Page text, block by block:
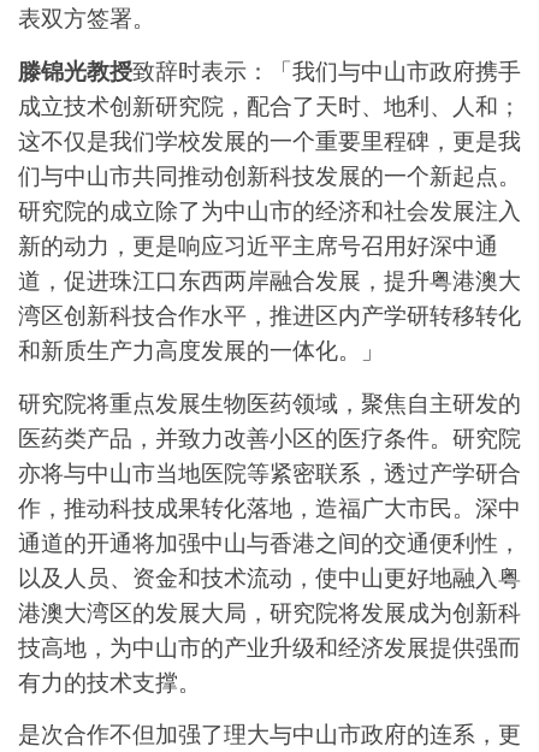
表双方签署。
滕锦光教授致辞时表示：「我们与中山市政府携手
成立技术创新研究院，配合了天时、地利、人和；
这不仅是我们学校发展的一个重要里程碑，更是我
们与中山市共同推动创新科技发展的一个新起点。
研究院的成立除了为中山市的经济和社会发展注入
新的动力，更是响应习近平主席号召用好深中通
道，促进珠江口东西两岸融合发展，提升粤港澳大
湾区创新科技合作水平，推进区内产学研转移转化
和新质生产力高度发展的一体化。」
研究院将重点发展生物医药领域，聚焦自主研发的
医药类产品，并致力改善小区的医疗条件。研究院
亦将与中山市当地医院等紧密联系，透过产学研合
作，推动科技成果转化落地，造福广大市民。深中
通道的开通将加强中山与香港之间的交通便利性，
以及人员、资金和技术流动，使中山更好地融入粤
港澳大湾区的发展大局，研究院将发展成为创新科
技高地，为中山市的产业升级和经济发展提供强而
有力的技术支撑。
是次合作不但加强了理大与中山市政府的连系，更